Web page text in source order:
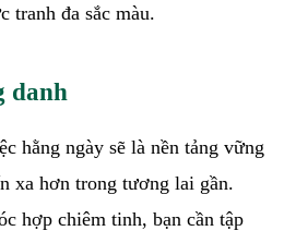
tranh đa sắc màu.
danh
hằng ngày sẽ là nền tảng vững
xa hơn trong tương lai gần.
hợp chiêm tinh, bạn cần tập